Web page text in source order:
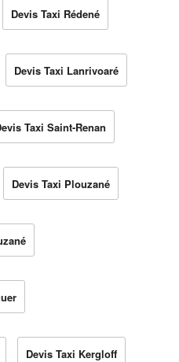
Devis Taxi Rédené
Devis Taxi Lanrivoaré
Taxi Saint-Renan
Devis Taxi Plouzané
Devis Taxi Kergloff